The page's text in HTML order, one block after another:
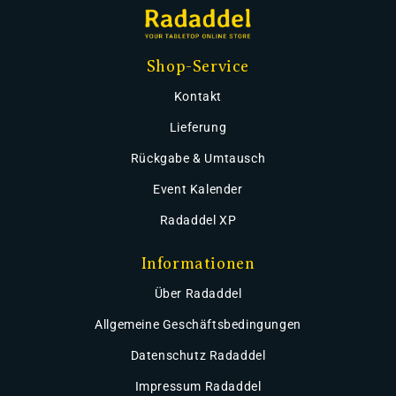
Shop-Service
Kontakt
Lieferung
Rückgabe & Umtausch
Event Kalender
Radaddel XP
Informationen
Über Radaddel
Allgemeine Geschäftsbedingungen
Datenschutz Radaddel
Impressum Radaddel